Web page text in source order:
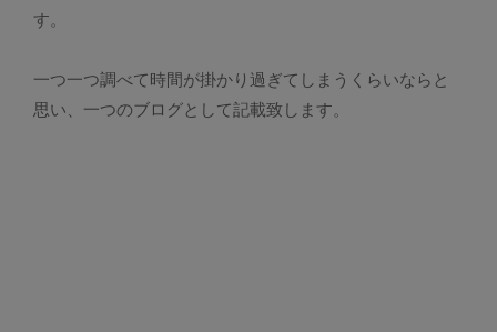
す。
一つ一つ調べて時間が掛かり過ぎてしまうくらいならと
思い、一つのブログとして記載致します。